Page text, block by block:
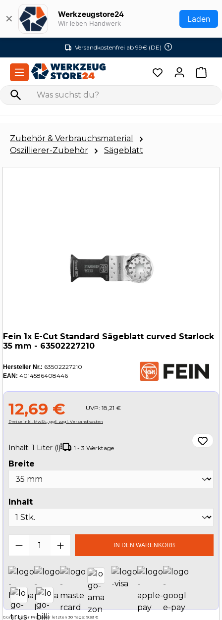
Zum Hauptinhalt springen
✕ Werkzeugstore24
Wir leben Handwerk Laden
Versandkostenfrei ab 99€ (DE)
Zubehör & Verbrauchsmaterial
Oszillierer-Zubehör
Sägeblatt
Fein 1x E-Cut Standard Sägeblatt curved Starlock
35 mm - 63502227210
Hersteller Nr.: 63502227210
EAN: 4014586408446
12,69 € UVP: 18,21 €
Preise inkl. MwSt., ggf. zzgl. Versandkosten
Inhalt: 1 Liter (l) 1 - 3 Werktage
Breite
Inhaltauswählen
Produkt Anzahl: Gib denIN DEN WARENKORB
Günstigster Preis der letzten 30 Tage: 9,39 €